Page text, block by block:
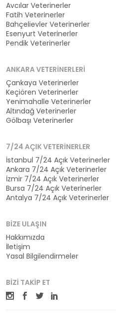
Avcılar Veterinerler
Fatih Veterinerler
Bahçelievler Veterinerler
Esenyurt Veterinerler
Pendik Veterinerler
ANKARA VETERINERLERI
Çankaya Veterinerler
Keçiören Veterinerler
Yenimahalle Veterinerler
Altındağ Veterinerler
Gölbaşı Veterinerler
7/24 AÇIK VETERINERLER
İstanbul 7/24 Açık Veterinerler
Ankara 7/24 Açık Veterinerler
İzmir 7/24 Açık Veterinerler
Bursa 7/24 Açık Veterinerler
Antalya 7/24 Açık Veterinerler
BIZE ULAŞIN
Hakkımızda
İletişim
Yasal Bilgilendirmeler
BIZI TAKIP ET